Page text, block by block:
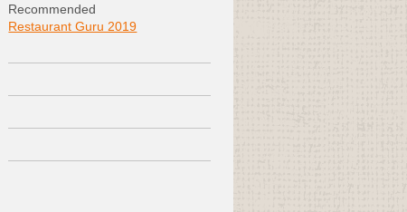
Recommended
Restaurant Guru 2019